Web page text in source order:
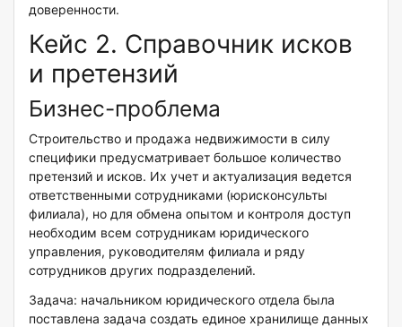
доверенности.
Кейс 2. Справочник исков
и претензий
Бизнес-проблема
Строительство и продажа недвижимости в силу
специфики предусматривает большое количество
претензий и исков. Их учет и актуализация ведется
ответственными сотрудниками (юрисконсульты
филиала), но для обмена опытом и контроля доступ
необходим всем сотрудникам юридического
управления, руководителям филиала и ряду
сотрудников других подразделений.
Задача: начальником юридического отдела была
поставлена задача создать единое хранилище данных